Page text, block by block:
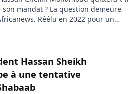
mandat ? La question demeure
Réélu en 2022 pour un
légalement briguer un troisième,
Hassan Sheikh
à une tentative